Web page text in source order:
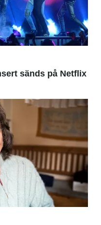
sänds på Netflix